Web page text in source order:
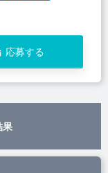
応募する
果